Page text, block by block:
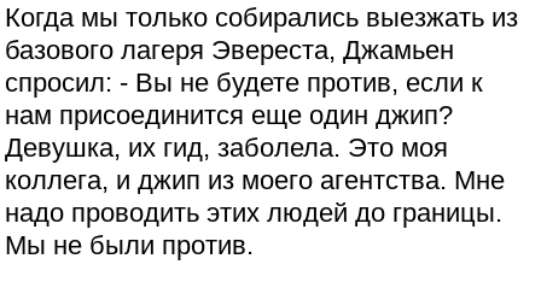
Когда мы только собирались выезжать из
базового лагеря Эвереста, Джамьен
спросил: - Вы не будете против, если к
нам присоединится еще один джип?
Девушка, их гид, заболела. Это моя
коллега, и джип из моего агентства. Мне
надо проводить этих людей до границы.
Мы не были против.